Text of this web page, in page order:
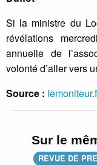
Si la ministre du
révélations
annuelle de
volonté d’aller vers
Source :
Sur le
REVUE DE